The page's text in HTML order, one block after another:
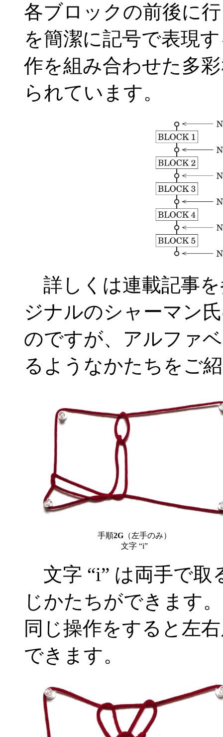
各ブロックの前後に
を簡潔に記号で表現
作を組み合わせた多
られています。
詳しくは連載記事
ジナルのシャーマン
のですが、アルファ
るようなかたちをご
手順2G （左手のみ）
文字 “i”
文字 “i” は両手で取
じかたちができます
同じ操作をすると左
できます。